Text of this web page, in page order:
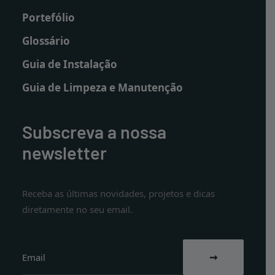
Portefólio
Glossário
Guia de Instalação
Guia de Limpeza e Manutenção
Subscreva a nossa
newsletter
Receba as últimas novidades, projetos e dicas
diretamente no seu email.